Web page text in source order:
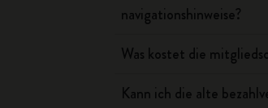
navigationshinweise?
Was kostet die
Kann ich die alte